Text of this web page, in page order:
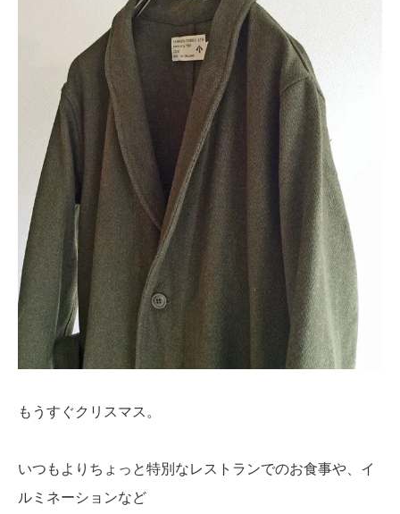
もうすぐクリスマス。
いつもよりちょっと特別なレストランでのお食事や、イ
ルミネーションなど